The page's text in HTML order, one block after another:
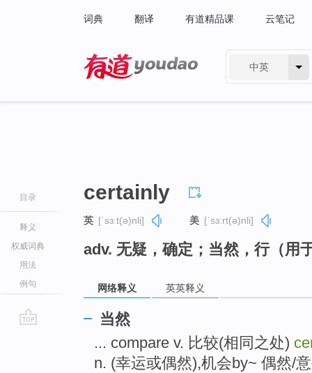
词典 翻译 有道精品课 云笔记
中英
目录
释义
权威词典
用法
例句
certainly
英 [ˈsɜːt(ə)nli] 美 [ˈsɜːrt(ə)nli]
adv. 无疑，确定；当然，行（用
网络释义 英英释义
当然
... compare v. 比较(相同之处)
n. (幸运或偶然),机会by~ 偶然/